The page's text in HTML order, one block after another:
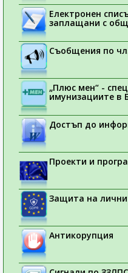
Електронен
заплащани с
Съобщения по
„Плюс мен“ -
имунизациите в
Достъп до
Проекти и
Защита на
Антикорупция